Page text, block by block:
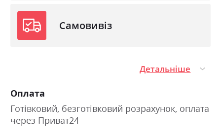
Самовивіз
Детальніше
Оплата
Готівковий, безготівковий розрахунок, оплата
через Приват24